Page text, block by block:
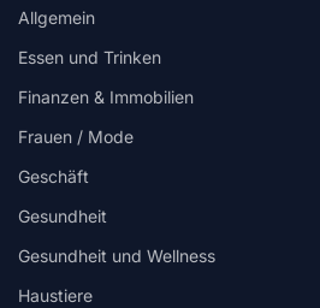
Allgemein
Essen und Trinken
Finanzen & Immobilien
Frauen / Mode
Geschäft
Gesundheit
Gesundheit und Wellness
Haustiere